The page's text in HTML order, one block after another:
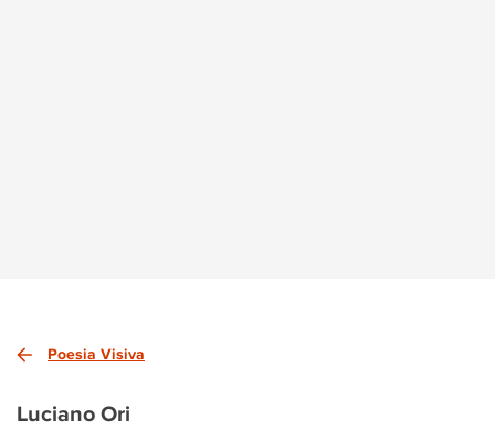
Poesia Visiva
Luciano Ori